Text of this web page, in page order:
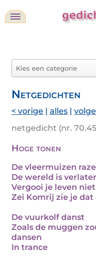
Netgedichten
< vorige | alles |
netgedicht (nr.
Hoge tonen
De vleermuizen
De wereld is
Vergooi je leven
Zei Komrij zie je
De vuurkolf danst
Zoals de muggen
dansen
In trance